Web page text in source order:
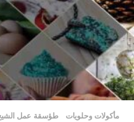
مأكولات وحلويات طؤسقة عمل